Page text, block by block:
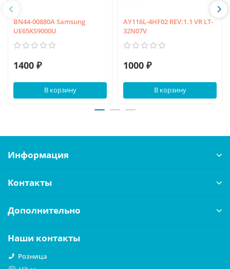
BN44-00880A Samsung
UE65KS9000U
1400 ₽
В корзину
AY116L-4HF02 REV:1.1 VR LT-
32N07V
1000 ₽
В корзину
Информация
Контакты
Дополнительно
Наши контакты
Розница